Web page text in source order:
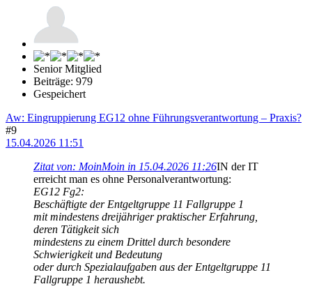
Senior Mitglied
Beiträge: 979
Gespeichert
Aw: Eingruppierung EG12 ohne Führungsverantwortung – Praxis?
#9
15.04.2026 11:51
Zitat von: MoinMoin in 15.04.2026 11:26IN der IT
erreicht man es ohne Personalverantwortung:
EG12 Fg2:
Beschäftigte der Entgeltgruppe 11 Fallgruppe 1
mit mindestens dreijähriger praktischer Erfahrung,
deren Tätigkeit sich
mindestens zu einem Drittel durch besondere
Schwierigkeit und Bedeutung
oder durch Spezialaufgaben aus der Entgeltgruppe 11
Fallgruppe 1 heraushebt.